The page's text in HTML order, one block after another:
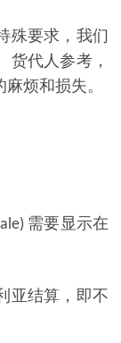
殊要求，我们
货代人参考，
烦和损失。
需要显示在
亚结算，即不